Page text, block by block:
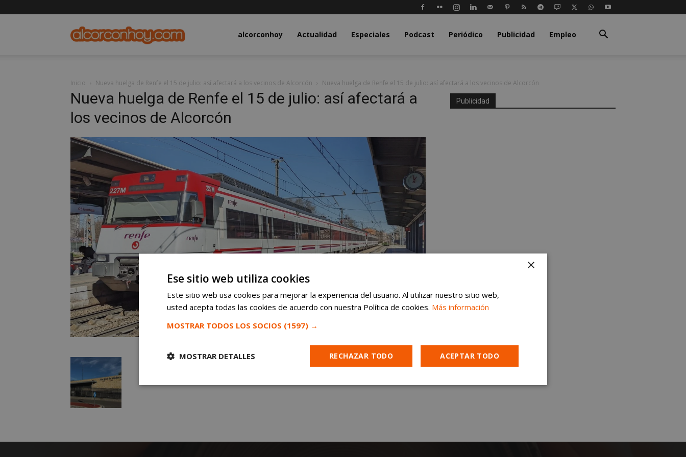
alcorconhoy.comalcorconhoy Actualidad Especiales Podcast Periódico Publicidad Empleo
Inicio Nueva huelga de Renfe el 15 de julio: así afectará a los vecinos de Alcorcón Nueva huelga de Renfe el 15 de julio: así afectará a los vecinos de Alcorcón
Nueva huelga de Renfe el 15 de julio: así afectará a
los vecinos de Alcorcón
Publicidad
×
Ese sitio web utiliza cookies
Este sitio web usa cookies para mejorar la experiencia del usuario. Al utilizar nuestro sitio web,
usted acepta todas las cookies de acuerdo con nuestra Política de cookies. Más información
MOSTRAR TODOS LOS SOCIOS (1597) →
ACEPTAR TODO
RECHAZAR TODO
MOSTRAR DETALLES
Cookies
Cookies de
Cookies de
Cookies de
Cookies no